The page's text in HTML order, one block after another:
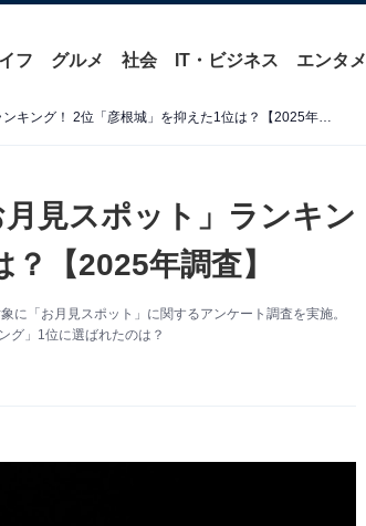
フ グルメ 社会 IT・ビジネス エンタメ
好き＆行ってみたい「滋賀県のお月見スポット」ランキング！ 2位「彦根城」を抑えた1位は？【2025年調査】
見スポット」ランキン
【2025年調査】
「お月見スポット」に関するアンケート調査を実施。
グ」1位に選ばれたのは？